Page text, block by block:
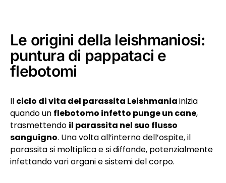
Le origini della leishmaniosi:
puntura di pappataci e
flebotomi
Il ciclo di vita del parassita Leishmaniainizia
quando un flebotomo infetto punge un cane,
trasmettendo il parassita nel suo flusso
sanguigno. Una volta all’interno dell’ospite, il
parassita si moltiplica e si diffonde, potenzialmente
infettando vari organi e sistemi del corpo.